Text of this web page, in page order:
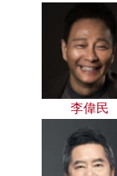
李偉民